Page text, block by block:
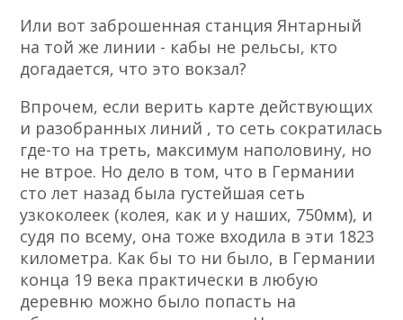
Или вот заброшенная станция Янтарный
на той же линии - кабы не рельсы, кто
догадается, что это вокзал?
Впрочем, если верить карте действующих
и разобранных линий , то сеть сократилась
где-то на треть, максимум наполовину, но
не втрое. Но дело в том, что в Германии
сто лет назад была густейшая сеть
узкоколеек (колея, как и у наших, 750мм), и
судя по всему, она тоже входила в эти 1823
километра. Как бы то ни было, в Германии
конца 19 века практически в любую
деревню можно было попасть на